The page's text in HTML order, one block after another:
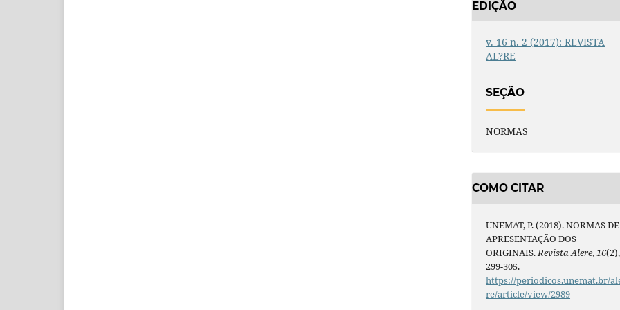
EDIÇÃO
v. 16 n. 2 (2017): REVISTA
AL?RE
SEÇÃO
NORMAS
COMO CITAR
UNEMAT, P. (2018). NORMAS DE
APRESENTAÇÃO DOS
ORIGINAIS.Revista Alere,16(2),
299-305.
https://periodicos.unemat.br/
re/article/view/2989